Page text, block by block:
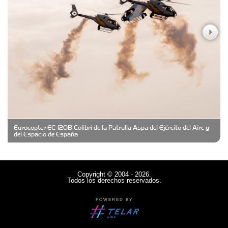
Casa Berta
Clima Castelar
CONSERVAS YAMASIRO
Cubanico´s - Cubanitos Rellenos!
Denisi Market
Eurocopter EC-120B Colibrí de la Patrulla Aspa del Ejército del Aire y
del Espacio de España
Copyright © 2004 - 2026.
Todos los derechos reservados.
POWERED BY